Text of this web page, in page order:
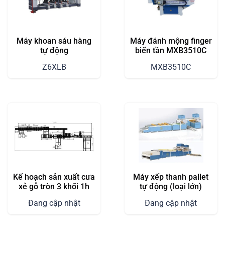
Máy khoan sáu hàng
tự động
Z6XLB
Máy đánh mộng finger
biến tần MXB3510C
MXB3510C
Kế hoạch sản xuất cưa
xẻ gỗ tròn 3 khối 1h
Đang cập nhật
Máy xếp thanh pallet
tự động (loại lớn)
Đang cập nhật